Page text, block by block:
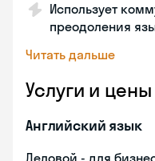
Использует
преодоления
Читать дальше
Услуги и цены
Английский язык
Деловой - для